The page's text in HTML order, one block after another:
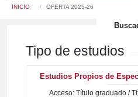
Usted está en:
INICIO OFERTA 2025-26
Tipo de estudios
Estudios Propios de
Acceso: Título graduado /